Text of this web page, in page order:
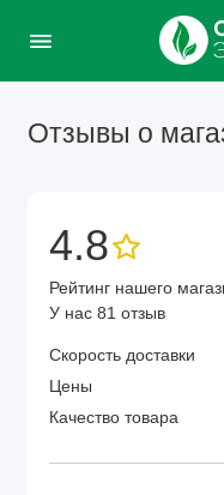
Отзывы о
4.8
Рейтинг нашего
У нас 81 отзыв
Скорость доставки
Цены
Качество товара